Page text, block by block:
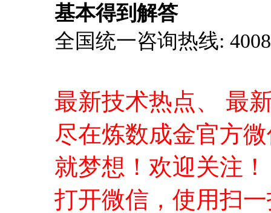
基本得到解答
全国统一咨询热线:
最新技术热点、 最
尽在炼数成金官方
就梦想！欢迎关注！
打开微信，使用扫